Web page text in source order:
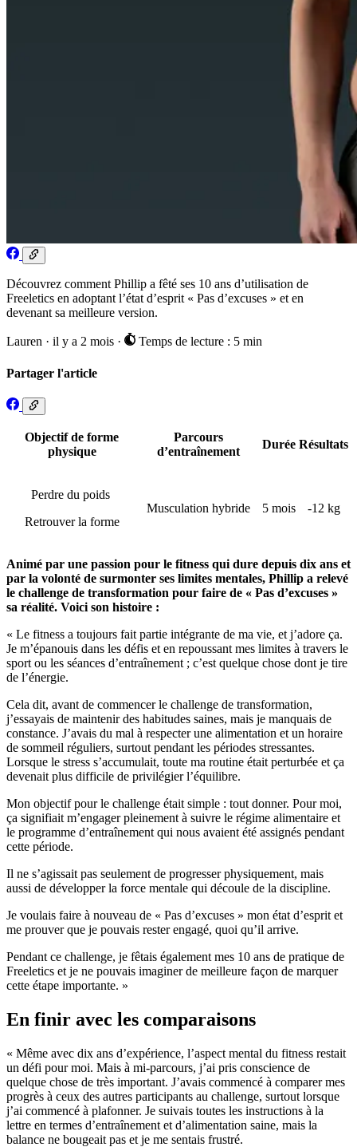
Découvrez comment Phillip a fêté ses 10 ans d’utilisation de
Freeletics en adoptant l’état d’esprit « Pas d’excuses » et en
devenant sa meilleure version.
Lauren · il y a 2 mois · Temps de lecture : 5 min
Partager l'article
Objectif de forme
physique
Parcours
d’entraînement
Durée Résultats
Perdre du poids
Retrouver la forme
Musculation hybride 5 mois -12 kg
Animé par une passion pour le fitness qui dure depuis dix ans et
par la volonté de surmonter ses limites mentales, Phillip a relevé
le challenge de transformation pour faire de « Pas d’excuses »
sa réalité. Voici son histoire :
« Le fitness a toujours fait partie intégrante de ma vie, et j’adore ça.
Je m’épanouis dans les défis et en repoussant mes limites à travers le
sport ou les séances d’entraînement ; c’est quelque chose dont je tire
de l’énergie.
Cela dit, avant de commencer le challenge de transformation,
j’essayais de maintenir des habitudes saines, mais je manquais de
constance. J’avais du mal à respecter une alimentation et un horaire
de sommeil réguliers, surtout pendant les périodes stressantes.
Lorsque le stress s’accumulait, toute ma routine était perturbée et ça
devenait plus difficile de privilégier l’équilibre.
Mon objectif pour le challenge était simple : tout donner. Pour moi,
ça signifiait m’engager pleinement à suivre le régime alimentaire et
le programme d’entraînement qui nous avaient été assignés pendant
cette période.
Il ne s’agissait pas seulement de progresser physiquement, mais
aussi de développer la force mentale qui découle de la discipline.
Je voulais faire à nouveau de « Pas d’excuses » mon état d’esprit et
me prouver que je pouvais rester engagé, quoi qu’il arrive.
Pendant ce challenge, je fêtais également mes 10 ans de pratique de
Freeletics et je ne pouvais imaginer de meilleure façon de marquer
cette étape importante. »
En finir avec les comparaisons
« Même avec dix ans d’expérience, l’aspect mental du fitness restait
un défi pour moi. Mais à mi-parcours, j’ai pris conscience de
quelque chose de très important. J’avais commencé à comparer mes
progrès à ceux des autres participants au challenge, surtout lorsque
j’ai commencé à plafonner. Je suivais toutes les instructions à la
lettre en termes d’entraînement et d’alimentation saine, mais la
balance ne bougeait pas et je me sentais frustré.